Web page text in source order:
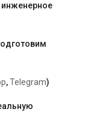
инженерное
,Telegram)